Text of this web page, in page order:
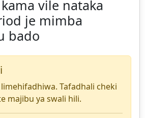
vile nataka
je mimba
bado
Tafadhali cheki
majibu ya swali hili.